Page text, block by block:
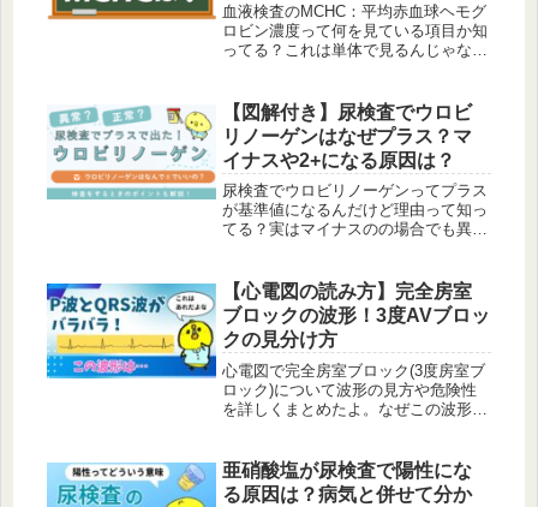
血液検査のMCHC：平均赤血球ヘモグ
ロビン濃度って何を見ている項目か知
ってる？これは単体で見るんじゃなく
いて基準値や出し方を解説している
よ。
【図解付き】尿検査でウロビ
リノーゲンはなぜプラス？マ
イナスや2+になる原因は？
尿検査でウロビリノーゲンってプラス
が基準値になるんだけど理由って知っ
てる？実はマイナスのの場合でも異常
があるんだ。そういった内容を図解付
きで詳しくまとめたよ。
【心電図の読み方】完全房室
ブロックの波形！3度AVブロッ
クの見分け方
心電図で完全房室ブロック(3度房室ブ
ロック)について波形の見方や危険性
を詳しくまとめたよ。なぜこの波形に
よ。
亜硝酸塩が尿検査で陽性にな
る原因は？病気と併せて分か